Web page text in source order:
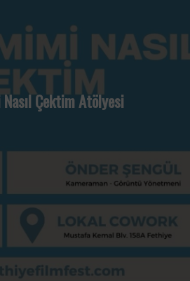
Çektim Atölyesi